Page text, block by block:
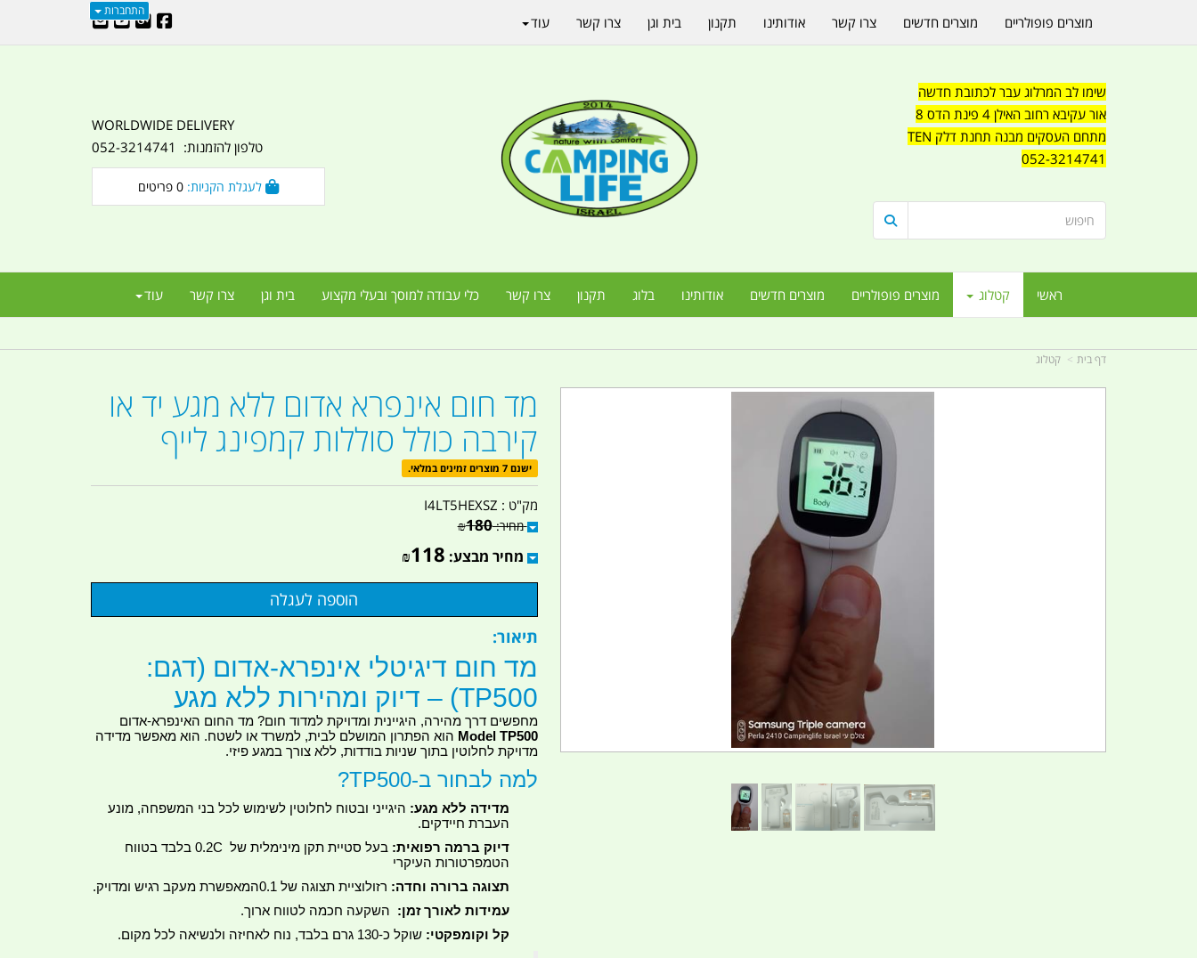
התחברות
שימו לב המרלוג עבר לכתובת חדשה
אור עקיבא רחוב האילן 4 פינת הדס 8
מתחם העסקים מבנה תחנת דלק TEN
052-3214741
WORLDWIDE DELIVERY
טלפון להזמנות: 052-3214741
0
ראשי קטלוג מוצרים פופולריים מוצרים חדשים אודותינו בלוג תקנון צרו קשר כלי עבודה למוסך ובעלי מקצוע בית וגן צרו קשר עוד
מוצרים פופולריים מוצרים חדשים צרו קשר אודותינו תקנון בית וגן צרו קשר עוד
דף בית קטלוג
מד חום אינפרא אדום ללא מגע יד או
קירבה כולל סוללות קמפינג לייף
ישנם 7 מוצרים זמינים במלאי.
מק"ט : I4LT5HEXSZ
מחיר: ₪180
מחיר מבצע: ₪118
תיאור:
מד חום דיגיטלי אינפרא-אדום (דגם:
TP500) – דיוק ומהירות ללא מגע
מחפשים דרך מהירה, היגיינית ומדויקת למדוד חום? מד החום האינפרא-אדום
Model TP500 הוא הפתרון המושלם לבית, למשרד או לשטח. הוא מאפשר מדידה
מדויקת לחלוטין בתוך שניות בודדות, ללא צורך במגע פיזי.
למה לבחור ב-TP500?
מדידה ללא מגע: היגייני ובטוח לחלוטין לשימוש לכל בני המשפחה, מונע
העברת חיידקים.
דיוק ברמה רפואית: בעל סטיית תקן מינימלית של
בלבד בטווח
הטמפרטורות העיקרי
תצוגה ברורה וחדה: רזולוציית תצוגה של 0.1המאפשרת מעקב רגיש ומדויק.
עמידות לאורך זמן: השקעה חכמה לטווח ארוך.
קל וקומפקטי: שוקל כ-130 גרם בלבד, נוח לאחיזה ולנשיאה לכל מקום.